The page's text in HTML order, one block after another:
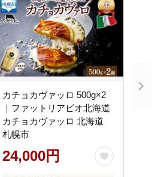
カチョカヴァッロ 500g×2
｜ファットリアビオ北海道
カチョカヴァッロ 北海道
札幌市
24,000円